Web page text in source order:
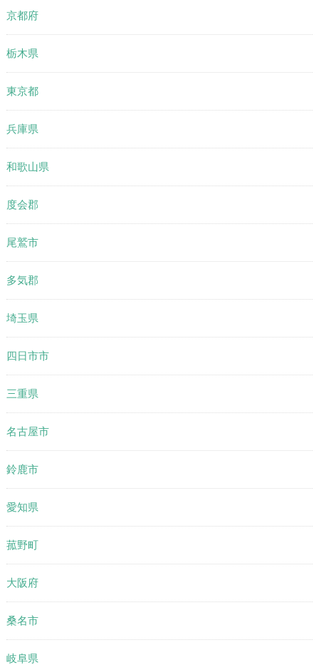
京都府
栃木県
東京都
兵庫県
和歌山県
度会郡
尾鷲市
多気郡
埼玉県
四日市市
三重県
名古屋市
鈴鹿市
愛知県
菰野町
大阪府
桑名市
岐阜県